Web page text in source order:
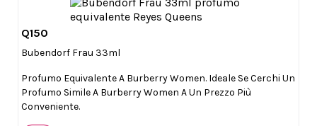
Q150
Bubendorf Frau 33ml
Profumo Equivalente A Burberry Women. Ideale Se Cerchi Un
Profumo Simile A Burberry Women A Un Prezzo Più
Conveniente.